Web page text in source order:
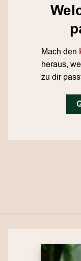
Mach den
heraus,
zu dir